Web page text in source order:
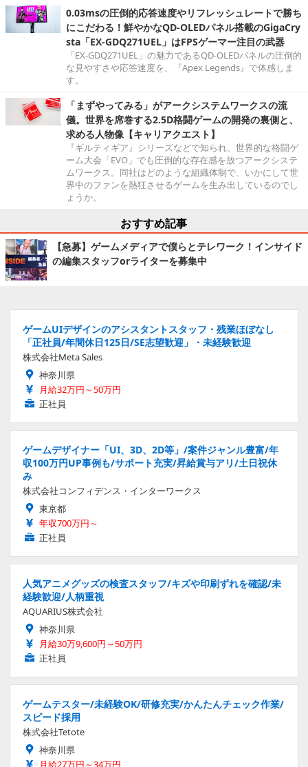
0.03msの圧倒的応答速度やリフレッシュレートで勝ち
にこだわる！鮮やかなQD-OLEDパネル搭載のGigaCry
sta「EX-GDQ271UEL」はFPSゲーマー注目の武器
「EX-GDQ271UEL」の魅力であるQD-OLEDパネルの圧倒的
な見やすさや応答速度を、『Apex Legends』で体感しま
す。
「まずやってみる」がアークシステムワークスの流
儀。世界を席巻する2.5D格闘ゲームの開発の裏側と、
求める人物像【キャリアクエスト】
『ギルティギア』シリーズなどで知られ、世界的な格闘ゲ
ーム大会「EVO」でも圧倒的な存在感を放つアークシステ
ムワークス。同社はどのような組織体制で、いかにして世
界中のファンを熱狂させるゲームを生み出しているのでし
ょうか。
おすすめ記事
【急募】ゲームメディアで僕らとテレワーク！インサイド
の編集スタッフorライターを募集中
ゲームUIデザインのアシスタントスタッフ・残業ほぼなし
「正社員/年間休日125日/SE志望歓迎」・未経験歓迎
株式会社Meta Sales
神奈川県
月給32万円～50万円
正社員
ゲームデザイナー「UI、3D、2D等」/案件ジャンル豊富/年
収100万円UP事例も/サポート充実/昇給賞与アリ/土日祝休
み
株式会社コンフィデンス・インターワークス
東京都
年収700万円～
正社員
人気アニメグッズの検査スタッフ/キズや印刷ずれを確認/未
経験歓迎/人柄重視
AQUARIUS株式会社
神奈川県
月給30万9,600円～50万円
正社員
ゲームテスター/未経験OK/研修充実/かんたんチェック作業/
スピード採用
株式会社Tetote
神奈川県
月給27万円～34万円